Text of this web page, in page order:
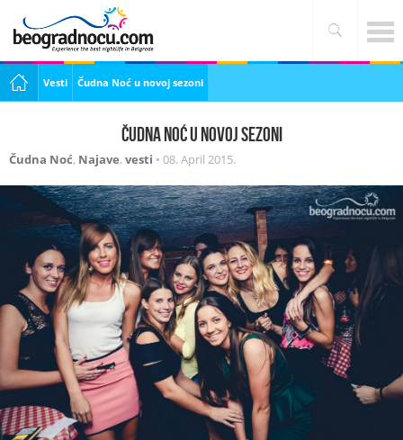
Vesti Čudna Noć u novoj sezoni
Čudna Noć u novoj sezoni
Čudna Noć, Najave, vesti • 08. April 2015.